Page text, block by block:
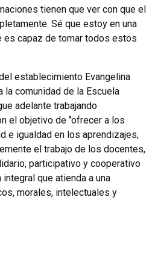
tienen que ver con que el
Sé que estoy en una
es capaz de tomar todos estos
establecimiento Evangelina
la comunidad de la Escuela
adelante trabajando
el objetivo de ‘’ofrecer a los
e igualdad en los aprendizajes,
el trabajo de los docentes,
participativo y cooperativo
que atienda a una
morales, intelectuales y